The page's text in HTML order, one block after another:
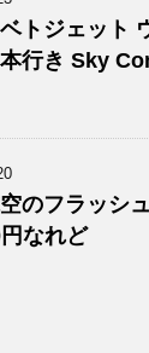
トジェット
行き Sky
のフラッシ
なれど